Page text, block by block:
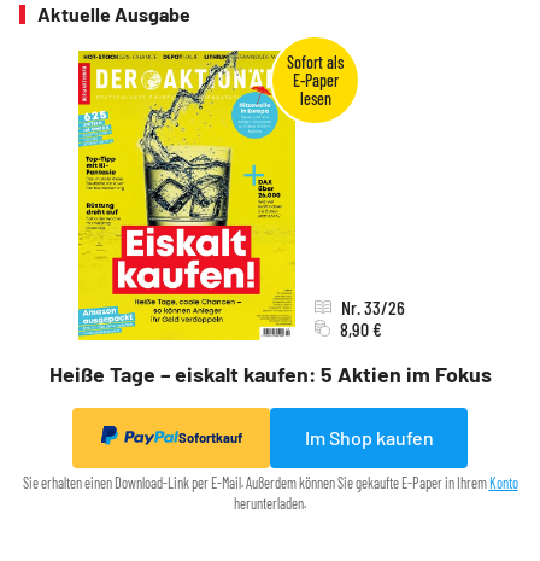
Aktuelle Ausgabe
Heiße Tage – eiskalt kaufen: 5 Aktien im Fokus
Nr. 33/26
8,90 €
Sofortkauf Im Shop kaufen
Sie erhalten einen Download-Link per E-Mail. Außerdem können Sie gekaufte E-Paper in IhremKonto
herunterladen.